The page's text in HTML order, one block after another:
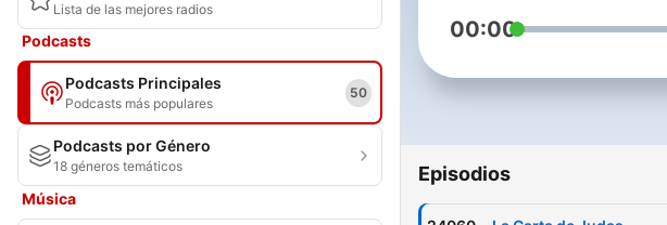
Lista de las mejores radios
Podcasts
Podcasts Principales
Podcasts más populares
50
Podcasts por Género
18 géneros temáticos
Música
00:00
Episodios